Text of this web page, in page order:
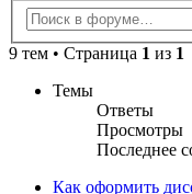
9 тем • Страница 1 из 1
Темы
Ответы
Просмотры
Последнее
Как оформить